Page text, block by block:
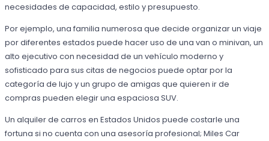
necesidades de capacidad, estilo y presupuesto.
Por ejemplo, una familia numerosa que decide organizar un viaje
por diferentes estados puede hacer uso de una van o minivan, un
alto ejecutivo con necesidad de un vehículo moderno y
sofisticado para sus citas de negocios puede optar por la
categoría de lujo y un grupo de amigas que quieren ir de
compras pueden elegir una espaciosa SUV.
Un alquiler de carros en Estados Unidos puede costarle una
fortuna si no cuenta con una asesoría profesional; Miles Car